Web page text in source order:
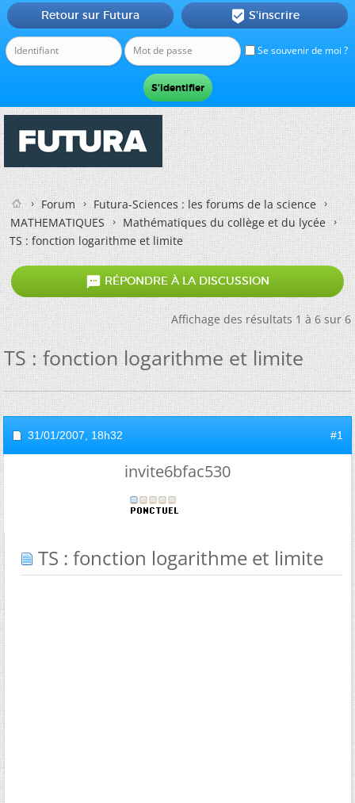
Se souvenir de moi ?
Retour sur Futura  S'inscrire
Forum
Futura-Sciences : les forums de la science
MATHEMATIQUES
Mathématiques du collège et du lycée
TS : fonction logarithme et limite
 RÉPONDRE À LA DISCUSSION
Affichage des résultats 1 à 6 sur 6
TS : fonction logarithme et limite
31/01/2007, 18h32 #1
invite6bfac530
TS : fonction logarithme et limite